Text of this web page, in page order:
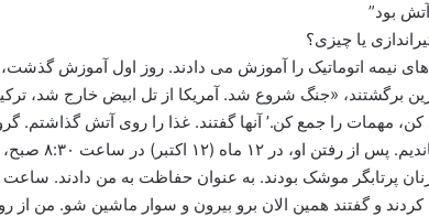
بود”
یا چیزی؟
نیمه اتوماتیک را آموزش می دادند. روز اول آموزش گذشت،
برگشتند، «جنگ شروع شد. آمریکا از تل ابیض خارج شد،
مهمات را جمع کن.’ آنها گفتند. غذا را روی آتش گذاشتم.
ابیض دادند، ما در خط
و گفتند همین الان برو بیرون و سوار ماشین شو. من از